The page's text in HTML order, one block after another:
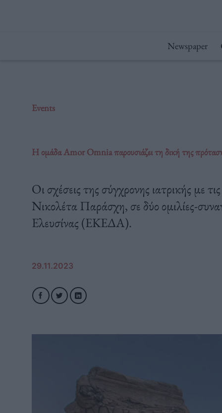
Newspaper
Events
Η ομάδα Amor Omnia παρουσιάζει τη δική της
Οι σχέσεις της σύγχρονης ιατρικής με
Νικολέτα Παράσχη, σε δύο ομιλίες-
Ελευσίνας (ΕΚΕΔΑ).
29.11.2023